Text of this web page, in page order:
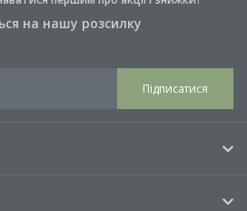
на нашу розсилку
Підписатися